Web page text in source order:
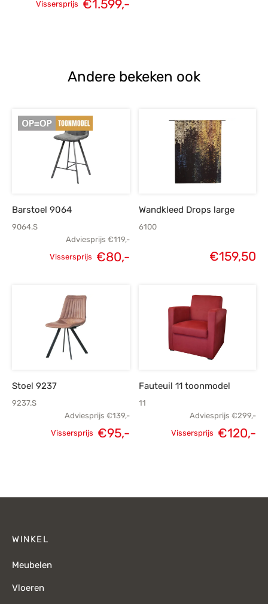
Oorspronkelijke
Vissersprijs €1.599,-
Andere bekeken ook
Barstoel 9064
9064.S
Adviesprijs €119,-
Vissersprijs €80,-
€80,-.
Wandkleed Drops large
6100
€159,50
Stoel 9237
9237.S
Adviesprijs €139,-
Oorspronkelijke
Vissersprijs €95,-Huidige
Fauteuil 11 toonmodel
11
Adviesprijs €299,-
Vissersprijs €120,-
WINKEL
Meubelen
Vloeren